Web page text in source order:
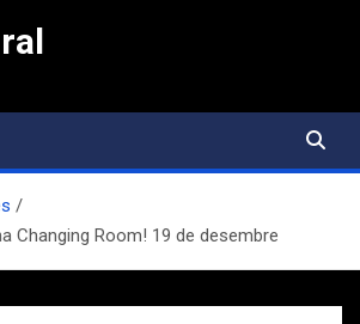
Changing Room! 19 de desembre